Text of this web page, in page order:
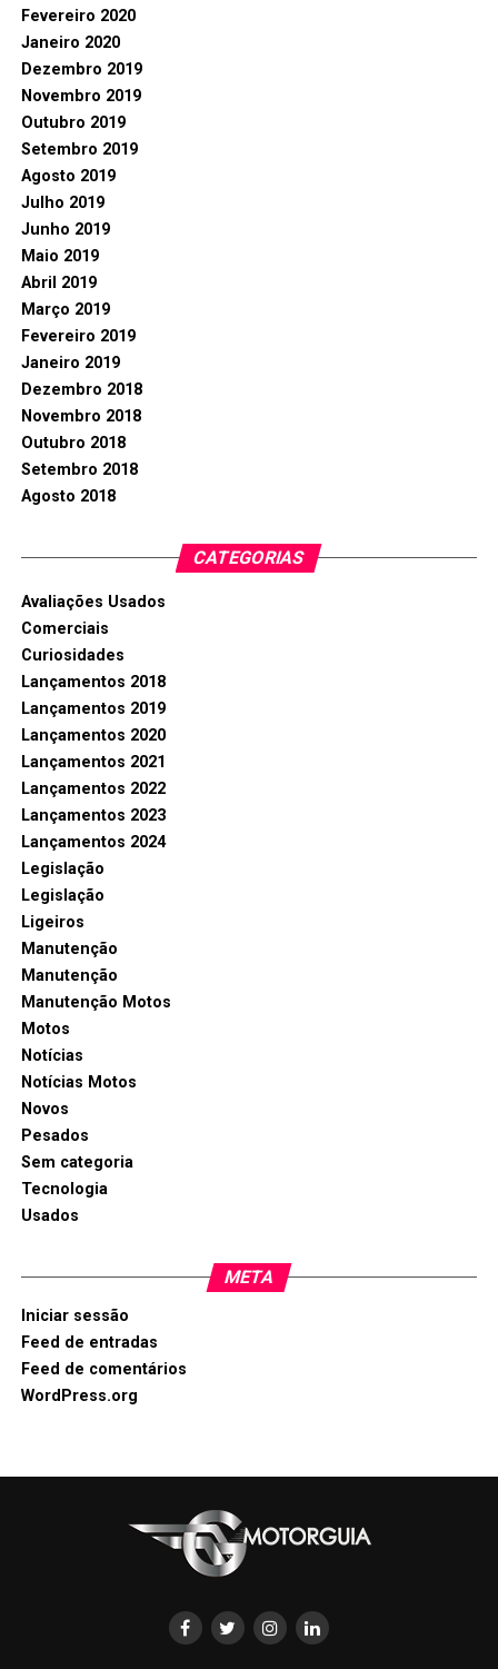
Fevereiro 2020
Janeiro 2020
Dezembro 2019
Novembro 2019
Outubro 2019
Setembro 2019
Agosto 2019
Julho 2019
Junho 2019
Maio 2019
Abril 2019
Março 2019
Fevereiro 2019
Janeiro 2019
Dezembro 2018
Novembro 2018
Outubro 2018
Setembro 2018
Agosto 2018
CATEGORIAS
Avaliações Usados
Comerciais
Curiosidades
Lançamentos 2018
Lançamentos 2019
Lançamentos 2020
Lançamentos 2021
Lançamentos 2022
Lançamentos 2023
Lançamentos 2024
Legislação
Legislação
Ligeiros
Manutenção
Manutenção
Manutenção Motos
Motos
Notícias
Notícias Motos
Novos
Pesados
Sem categoria
Tecnologia
Usados
META
Iniciar sessão
Feed de entradas
Feed de comentários
WordPress.org